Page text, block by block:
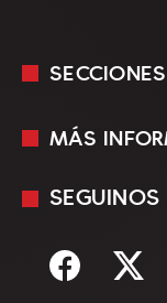
SECCIONES
En Vivo
Sociedad
MÁS
Mediakit
Términos y
SEGUINOS